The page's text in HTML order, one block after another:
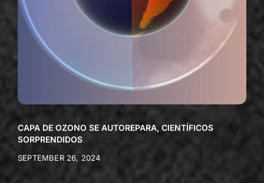
CAPA DE OZONO SE AUTOREPARA, CIENTÍFICOS
SORPRENDIDOS
SEPTEMBER 26, 2024